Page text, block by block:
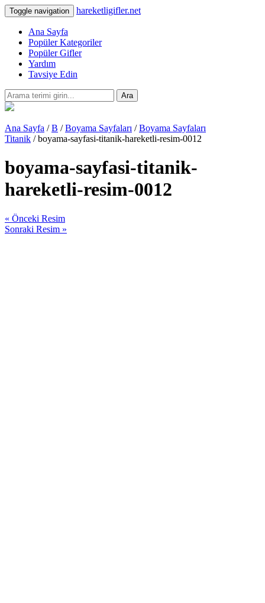
Toggle navigation hareketligifler.net
Ana Sayfa
Popüler Kategoriler
Popüler Gifler
Yardım
Tavsiye Edin
Ara
Ana Sayfa /B /Boyama Sayfaları /Boyama Sayfaları
Titanik / boyama-sayfasi-titanik-hareketli-resim-0012
boyama-sayfasi-titanik-
hareketli-resim-0012
« Önceki Resim
Sonraki Resim »